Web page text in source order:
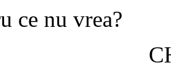
ce nu vrea?